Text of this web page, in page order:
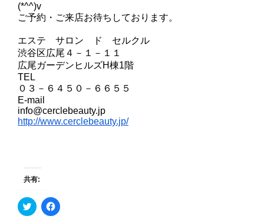
(*^^)v
ご予約・ご来店お待ちしております。
エステ サロン ド セルクル
渋谷区広尾４－１－１１
広尾ガーデンヒルズH棟1階
TEL
０３－６４５０－６６５５
E-mail
info@cerclebeauty.jp
http://www.cerclebeauty.jp/
共有:
ク
リ
F
a